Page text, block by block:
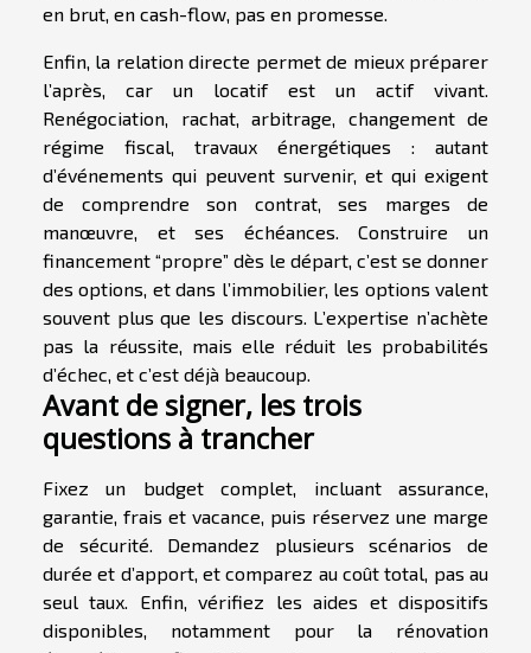
en brut, en cash-flow, pas en promesse.
Enfin, la relation directe permet de mieux préparer
l’après, car un locatif est un actif vivant.
Renégociation, rachat, arbitrage, changement de
régime fiscal, travaux énergétiques : autant
d’événements qui peuvent survenir, et qui exigent
de comprendre son contrat, ses marges de
manœuvre, et ses échéances. Construire un
financement “propre” dès le départ, c’est se donner
des options, et dans l’immobilier, les options valent
souvent plus que les discours. L’expertise n’achète
pas la réussite, mais elle réduit les probabilités
d’échec, et c’est déjà beaucoup.
Avant de signer, les trois
questions à trancher
Fixez un budget complet, incluant assurance,
garantie, frais et vacance, puis réservez une marge
de sécurité. Demandez plusieurs scénarios de
durée et d’apport, et comparez au coût total, pas au
seul taux. Enfin, vérifiez les aides et dispositifs
disponibles, notamment pour la rénovation